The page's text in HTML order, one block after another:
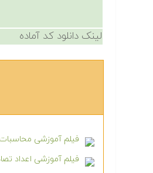
لینک دانلود کد آماده
فیلم آموزشی
فیلم آموزشی اعداد